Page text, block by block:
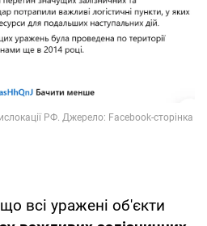
всі уражені об'єкти